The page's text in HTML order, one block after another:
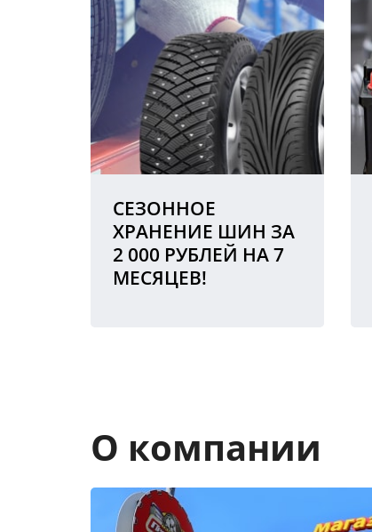
СЕЗОННОЕ
ХРАНЕНИЕ ШИН ЗА
2 000 РУБЛЕЙ НА 7
МЕСЯЦЕВ!
О компании